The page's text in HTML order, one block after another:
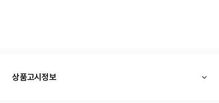
상품고시정보